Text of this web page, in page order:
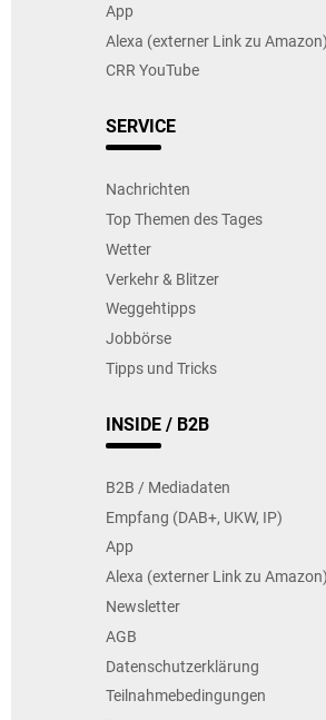
App
Alexa (externer Link zu Amazon)
CRR YouTube
SERVICE
Nachrichten
Top Themen des Tages
Wetter
Verkehr & Blitzer
Weggehtipps
Jobbörse
Tipps und Tricks
INSIDE / B2B
B2B / Mediadaten
Empfang (DAB+, UKW, IP)
App
Alexa (externer Link zu Amazon)
Newsletter
AGB
Datenschutzerklärung
Teilnahmebedingungen